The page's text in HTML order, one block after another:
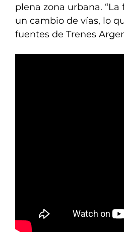
plena zona urbana.
un cambio de vías, lo
fuentes de Trenes